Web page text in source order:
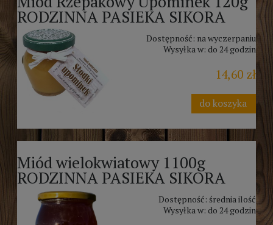
RODZINNA PASIEKA SIKORA
Dostępność: na wyczerpaniu
Wysyłka w: do 24 godzin
14,60 zł
do koszyka
Miód wielokwiatowy 1100g
RODZINNA PASIEKA SIKORA
Dostępność: średnia ilość
Wysyłka w: do 24 godzin